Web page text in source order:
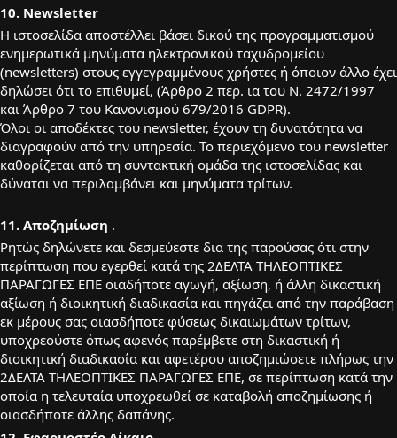
10. Newsletter
Η ιστοσελίδα αποστέλλει βάσει δικού της προγραμματισμού
ενημερωτικά μηνύματα ηλεκτρονικού ταχυδρομείου
(newsletters) στους εγγεγραμμένους χρήστες ή όποιον άλλο έχει
δηλώσει ότι το επιθυμεί, (Άρθρο 2 περ. ια του Ν. 2472/1997
και Άρθρο 7 του Κανονισμού 679/2016 GDPR).
Όλοι οι αποδέκτες του newsletter, έχουν τη δυνατότητα να
διαγραφούν από την υπηρεσία. Το περιεχόμενο του newsletter
καθορίζεται από τη συντακτική ομάδα της ιστοσελίδας και
δύναται να περιλαμβάνει και μηνύματα τρίτων.
11. Αποζημίωση .
Ρητώς δηλώνετε και δεσμεύεστε δια της παρούσας ότι στην
περίπτωση που εγερθεί κατά της 2ΔΕΛΤΑ ΤΗΛΕΟΠΤΙΚΕΣ
ΠΑΡΑΓΩΓΕΣ ΕΠΕ οιαδήποτε αγωγή, αξίωση, ή άλλη δικαστική
αξίωση ή διοικητική διαδικασία και πηγάζει από την παράβαση
εκ μέρους σας οιασδήποτε φύσεως δικαιωμάτων τρίτων,
υποχρεούστε όπως αφενός παρέμβετε στη δικαστική ή
διοικητική διαδικασία και αφετέρου αποζημιώσετε πλήρως την
2ΔΕΛΤΑ ΤΗΛΕΟΠΤΙΚΕΣ ΠΑΡΑΓΩΓΕΣ ΕΠΕ, σε περίπτωση κατά την
οποία η τελευταία υποχρεωθεί σε καταβολή αποζημίωσης ή
οιασδήποτε άλλης δαπάνης.